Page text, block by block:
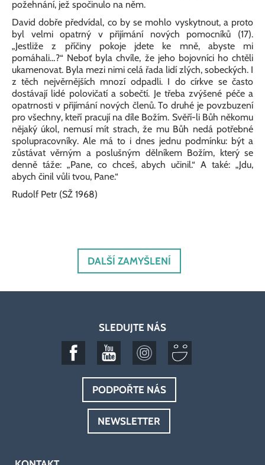
požehnání, jež spočinulo na něm.
David dobře předvídal, co by se mohlo vyskytnout, a proto
byl velmi opatrný v přijímání nových pomocníků (17).
„Jestliže z příčiny pokoje jdete ke mně, abyste mi
pomáhali…?“ Neboť byla chvíle, že jeho bojovníci ho chtěli
ukamenovat. Byla mezi nimi celá řada lidí zlých, sobeckých. I
z těch nejvěrnějších mnozí odpadli. I do církve se často
dostávají lidé polovičatí a sobečtí. Je třeba zvýšené péče a
opatrnosti v přijímání nových členů. To druhé je povzbuzení
pro všechny, kteří pracují na díle Božím. Svěří-li Bůh někomu
nějaký úkol, nemusí mít strach, že mu Bůh nedá potřebné
spolupracovníky. Ale má to i dnes jednu podmínku: být a
zůstávat věrným a poslušným dělníkem Božím, který se
denně táže: „Pane, co chceš, abych učinil.“ A také: „Jdu,
abych činil vůli tvou, Pane.“
Rudolf Petr (SŽ 1968)
DALŠÍ ZAMYŠLENÍ
SLEDUJTE NÁS
PODPOŘTE NÁS
NEWSLETTER